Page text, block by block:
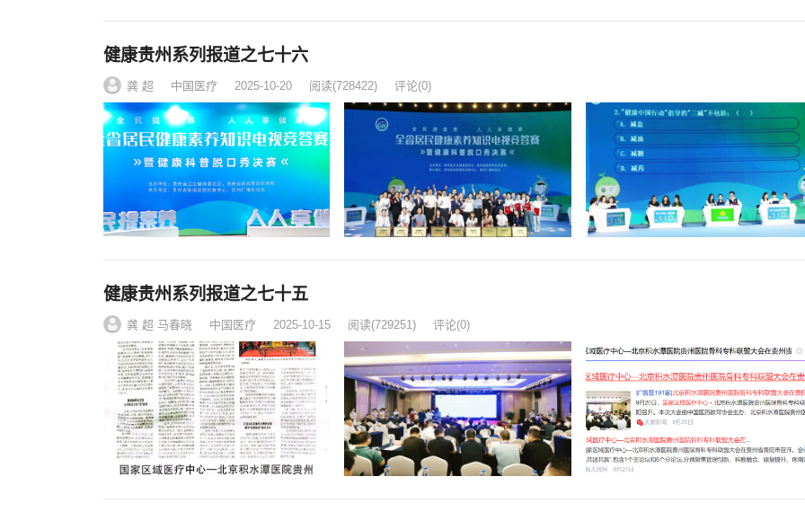
健康贵州系列报道之七十六
龚 超 中国医疗 2025-10-20 阅读(728422) 评论(0)
健康贵州系列报道之七十五
龚 超 马春晓 中国医疗 2025-10-15 阅读(729251) 评论(0)